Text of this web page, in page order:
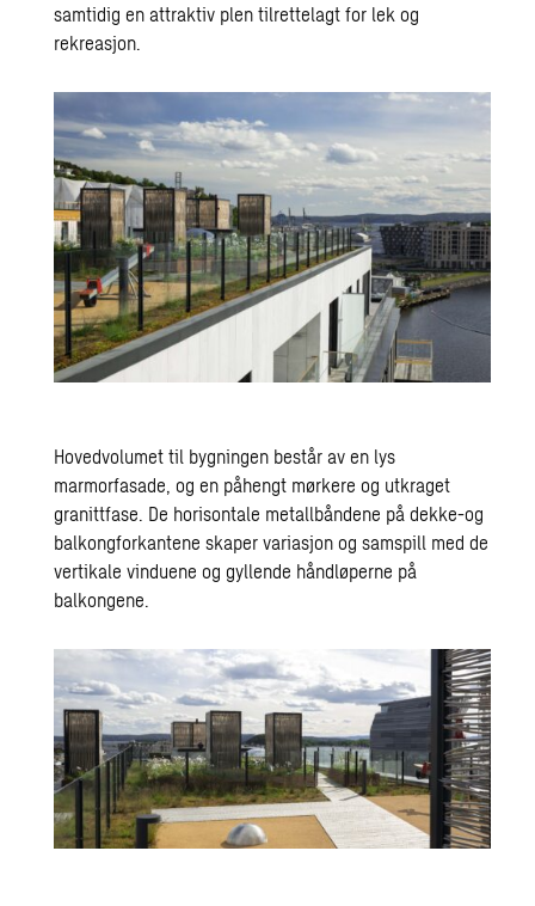
samtidig en attraktiv plen tilrettelagt for lek og
rekreasjon.
Hovedvolumet til bygningen består av en lys
marmorfasade, og en påhengt mørkere og utkraget
granittfase. De horisontale metallbåndene på dekke-og
balkongforkantene skaper variasjon og samspill med de
vertikale vinduene og gyllende håndløperne på
balkongene.